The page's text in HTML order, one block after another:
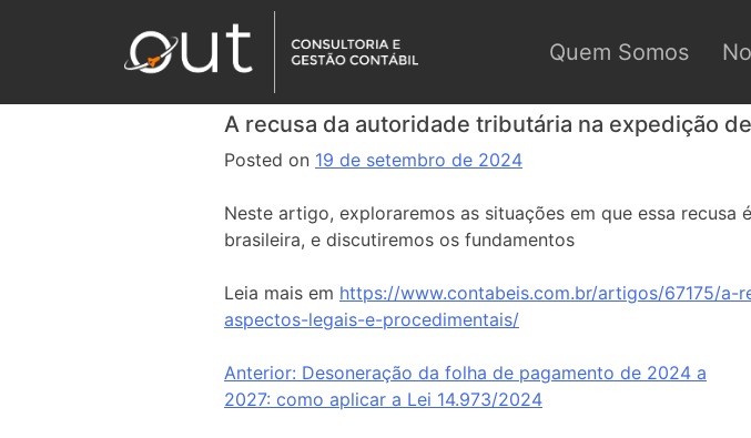
Quem Somos
A recusa da autoridade tributária na expedição
Posted on 19 de setembro de 2024
Neste artigo, exploraremos as situações em que essa
brasileira, e discutiremos os fundamentos
Leia mais em https://www.contabeis.com.br/artigos/67175/
aspectos-legais-e-procedimentais/
Anterior: Desoneração da folha de pagamento de 2024 a
2027: como aplicar a Lei 14.973/2024